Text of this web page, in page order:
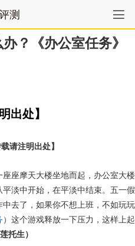
测
？《办公室任务》
出处】
请注明出处】
座摩天大楼坐地而起，办公室大楼
淡中开始，在平淡中结束。五一假
去了，如果你不想上班，不如玩玩
）这个游戏释放一下压力，这样上起
托生）